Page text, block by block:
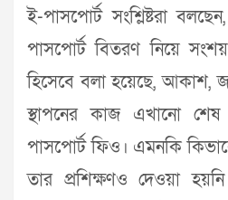
ই-পাসপোর্ট সংশ্লিষ্টরা
পাসপোর্ট বিতরণ নিয়ে
হিসেবে বলা হয়েছে, আকাশ,
স্থাপনের কাজ এখানো শেষ
পাসপোর্ট ফিও। এমনকি
তার প্রশিক্ষণও দেওয়া